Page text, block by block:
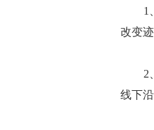
1、
改变迹
2、
线下